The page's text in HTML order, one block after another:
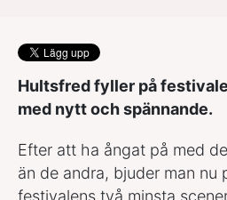
Hultsfred fyller på
med nytt och spännande.
Efter att ha ångat på med
än de andra, bjuder man nu
festivalens två minsta